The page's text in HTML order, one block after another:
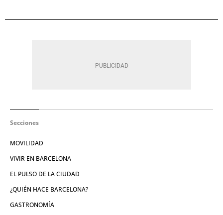
Secciones
MOVILIDAD
VIVIR EN BARCELONA
EL PULSO DE LA CIUDAD
¿QUIÉN HACE BARCELONA?
GASTRONOMÍA